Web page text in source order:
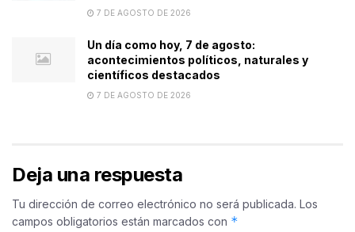
7 DE AGOSTO DE 2026
Un día como hoy, 7 de agosto:
acontecimientos políticos, naturales y
científicos destacados
7 DE AGOSTO DE 2026
Deja una respuesta
Tu dirección de correo electrónico no será publicada. Los
campos obligatorios están marcados con *